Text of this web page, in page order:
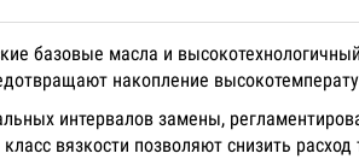
базовые масла и
накопление
интервалов замены,
вязкости позволяют снизить расход